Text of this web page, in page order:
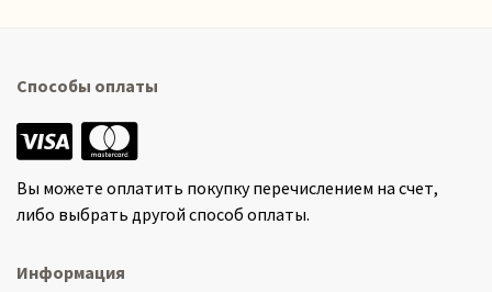
Способы оплаты
Вы можете оплатить покупку перечислением на счет,
либо выбрать другой способ оплаты.
Информация